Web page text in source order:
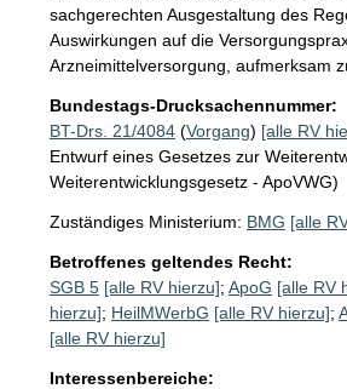
sachgerechten Ausgestaltung des
Auswirkungen auf die
Arzneimittelversorgung, aufmerksam
Bundestags-Drucksachennummer:
BT-Drs. 21/4084(Vorgang) [alle RV
Entwurf eines Gesetzes zur
Weiterentwicklungsgesetz - ApoVWG)
Zuständiges Ministerium: BMG [alle
Betroffenes geltendes Recht:
SGB 5 [alle RV hierzu]; ApoG [alle RV
hierzu]; HeilMWerbG [alle RV hierzu];
[alle RV hierzu]
Interessenbereiche: